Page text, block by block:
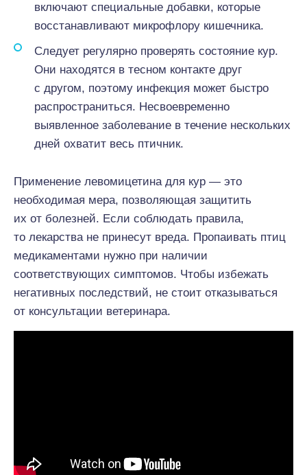
включают специальные добавки, которые
восстанавливают микрофлору кишечника.
Следует регулярно проверять состояние кур.
Они находятся в тесном контакте друг
с другом, поэтому инфекция может быстро
распространиться. Несвоевременно
выявленное заболевание в течение нескольких
дней охватит весь птичник.
Применение левомицетина для кур — это
необходимая мера, позволяющая защитить
их от болезней. Если соблюдать правила,
то лекарства не принесут вреда. Пропаивать птиц
медикаментами нужно при наличии
соответствующих симптомов. Чтобы избежать
негативных последствий, не стоит отказываться
от консультации ветеринара.